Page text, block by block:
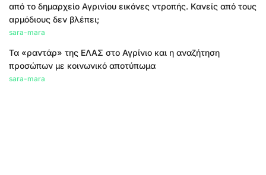
από το δημαρχείο Αγρινίου εικόνες ντροπής. Κανείς από τους
αρμόδιους δεν βλέπει;
sara-mara
Τα «ραντάρ» της ΕΛΑΣ στο Αγρίνιο και η αναζήτηση
προσώπων με κοινωνικό αποτύπωμα
sara-mara